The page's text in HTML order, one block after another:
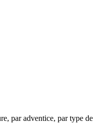
par adventice, par type de